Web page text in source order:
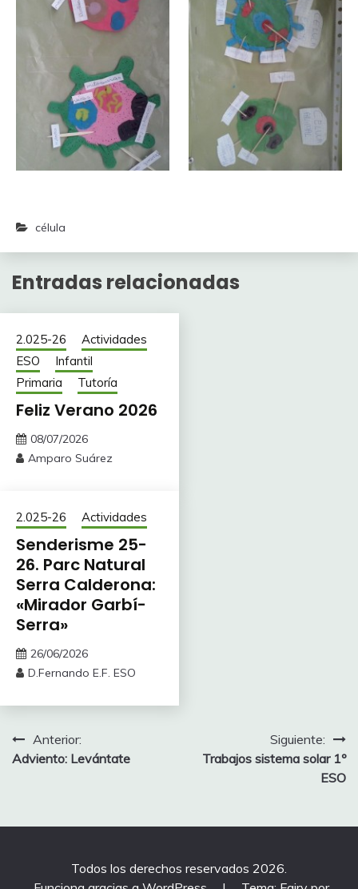
célula
Entradas relacionadas
2.025-26
Actividades
ESO
Infantil
Primaria
Tutoría
Feliz Verano 2026
08/07/2026
Amparo Suárez
2.025-26 Actividades
Senderisme 25-
26. Parc Natural
Serra Calderona:
«Mirador Garbí-
Serra»
26/06/2026
D.Fernando E.F. ESO
Navegación
de
Anterior:
Adviento: Levántate
Siguiente:
Trabajos sistema solar 1º
ESO
Todos los derechos reservados 2026.